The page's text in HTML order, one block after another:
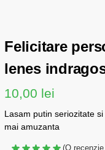
Felicitare
lenes
10,00 lei
Lasam putin seriozitate
mai amuzanta
(O